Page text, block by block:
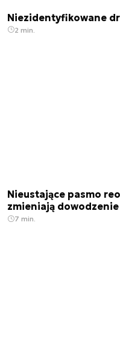
Niezidentyfikowane
2 min.
Nieustające pasmo
zmieniają dowodzenie
7 min.